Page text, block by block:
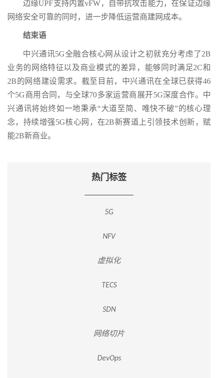
边缘UPF支持内置vFW，自带抗攻击能力，在保证边缘
网络安全可靠的同时，进一步降低运营商建网成本。
结束语
中兴通讯5G全融合核心网从设计之初就充分考虑了2B
业务的网络特征以及商业模式的差异，能够同时满足2C和
2B的网络建设需求。截至目前，中兴通讯在全球已获得46
个5G商用合同，与全球70多家运营商展开5G深度合作。中
兴通讯将始终如一地秉承“大道至简、唯快不破”的核心理
念，持续增强5G核心网，在2B新赛道上引领技术创新，赋
能2B新商业。
热门标签
5G
NFV
虚拟化
TECS
SDN
网络切片
DevOps